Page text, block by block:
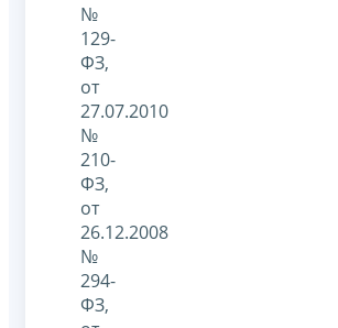
№
129-
ФЗ,
от
27.07.2010
№
210-
ФЗ,
от
26.12.2008
№
294-
ФЗ,